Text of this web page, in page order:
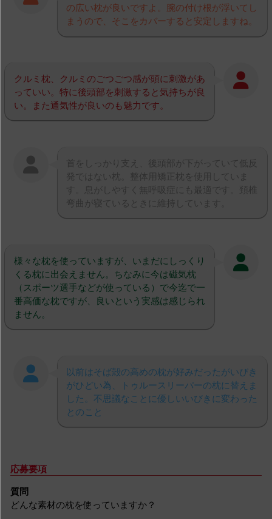
の広い枕が良いですよ。腕の付け根が浮いてし
まうので、そこをカバーすると安定しますね。
クルミ枕、クルミのごつごつ感が頭に刺激があ
っていい。特に後頭部を刺激すると気持ちが良
い。また通気性が良いのも魅力です。
首をしっかり支え、後頭部が下がっていて低反
発ではない枕。整体用矯正枕を使用していま
す。息がしやすく無呼吸症にも最適です。頚椎
弯曲が寝ているときに維持しています。
様々な枕を使っていますが、いまだにしっくり
くる枕に出会えません。ちなみに今は磁気枕
（スポーツ選手などが使っている）で今迄で一
番高価な枕ですが、良いという実感は感じられ
ません。
以前はそば殻の高めの枕が好みだったがいびき
がひどい為、トゥルースリーパーの枕に替えま
した。不思議なことに優しいいびきに変わった
とのこと
応募要項
質問
どんな素材の枕を使っていますか？